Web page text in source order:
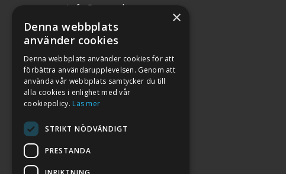
info@mcweb.se
Mån-Tor 10.00-17.00
Fre 10.00-17.00
Org.nr 556232-8483
×
Denna webbplats
använder cookies
Denna webbplats använder cookies för att
förbättra användarupplevelsen. Genom att
använda vår webbplats samtycker du till
alla cookies i enlighet med vår
cookiepolicy. Läs mer
STRIKT NÖDVÄNDIGT
PRESTANDA